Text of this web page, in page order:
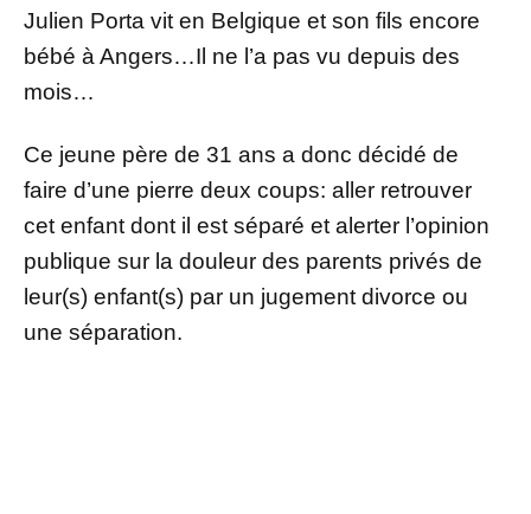
Julien Porta vit en Belgique et son fils encore
bébé à Angers…Il ne l’a pas vu depuis des
mois…
Ce jeune père de 31 ans a donc décidé de
faire d’une pierre deux coups: aller retrouver
cet enfant dont il est séparé et alerter l’opinion
publique sur la douleur des parents privés de
leur(s) enfant(s) par un jugement divorce ou
une séparation.